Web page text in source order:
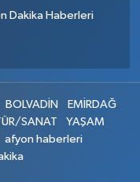
Dakika Haberleri
BOLVADİN
EMİRDAĞ
SANAT
YAŞAM
afyon haberleri